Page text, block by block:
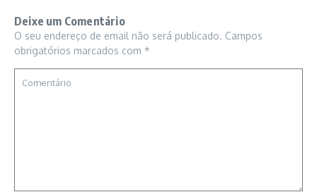
Deixe um Comentário
O seu endereço de email não será publicado. Campos
obrigatórios marcados com *